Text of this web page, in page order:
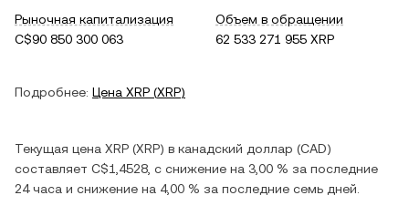
Рыночная капитализация
C$90 850 300 063
Объем в обращении
62 533 271 955 XRP
Подробнее: Цена XRP (XRP)
Текущая цена XRP (XRP) в канадский доллар (CAD)
составляет C$1,4528 , c снижение на 3,00 % за последние
24 часа и снижение на 4,00 % за последние семь дней.